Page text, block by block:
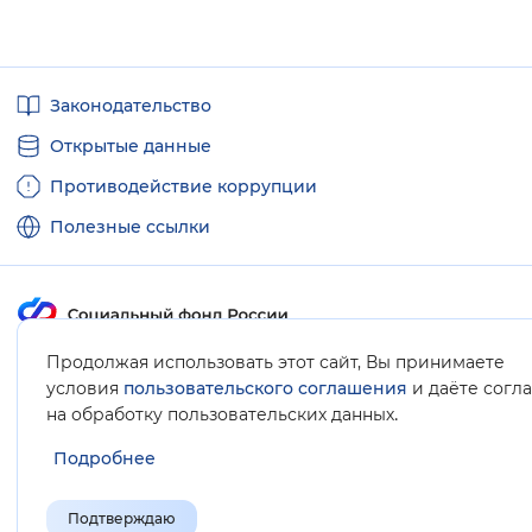
Продолжая использовать этот сайт, Вы принимаете
условия пользовательского соглашения и даёте
на обработку пользовательских данных.
Подробнее
Подтверждаю
ссылкиЗаконодательство
Открытые данные
Противодействие коррупции
Полезные ссылки
Карта сайта